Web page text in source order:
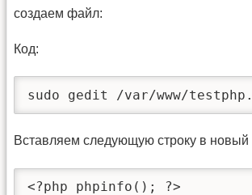
создаем файл:
Код:
sudo gedit /var/www/
Вставляем следующую строку в
<?php phpinfo(); ?>